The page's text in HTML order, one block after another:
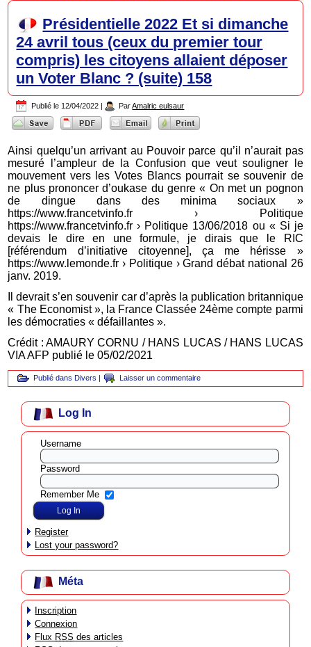
Présidentielle 2022 Et si dimanche
24 avril tous (ceux du premier tour
compris) les citoyens allaient déposer
un Voter Blanc ? (suite) 158
Publié le 12/04/2022 | Par Amalric eulsaur
Ainsi quelqu’un arrivant au Pouvoir parce qu’il n’aurait pas
mesuré l’ampleur de la Confusion que veut souligner le
mouvement vers les Votes Blancs pourrait se souvenir de
ne plus prononcer d’oukase du genre « On met un pognon
de dingue dans des minima sociaux »
https://www.francetvinfo.fr › Politique
https://www.francetvinfo.fr › Politique 13/06/2018 ou « Si je
devais le dire en une formule, je dirais que le RIC
[référendum d’initiative citoyenne], ça me hérisse »
https://www.lemonde.fr › Politique › Grand débat national 26
janv. 2019.
Il devrait s’en souvenir car d’après la publication britannique
« The Economist », la France Classée 24ème compte parmi
les démocraties « défaillantes ».
Crédit : AMAURY CORNU / HANS LUCAS / HANS LUCAS
VIA AFP publié le 05/02/2021
Publié dans Divers | Laisser un commentaire
Log In
Username
Password
Remember Me
Register
Lost your password?
Méta
Inscription
Connexion
Flux RSS des articles